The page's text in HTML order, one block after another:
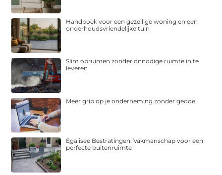
Handboek voor een gezellige woning en een
onderhoudsvriendelijke tuin
Slim opruimen zonder onnodige ruimte in te
leveren
Meer grip op je onderneming zonder gedoe
Egalisee Bestratingen: Vakmanschap voor een
perfecte buitenruimte